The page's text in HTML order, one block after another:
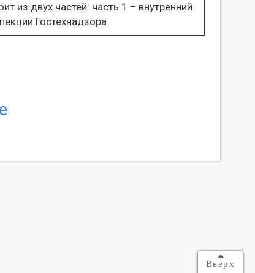
двух частей: часть 1 – внутренний
Гостехнадзора.
Вверх